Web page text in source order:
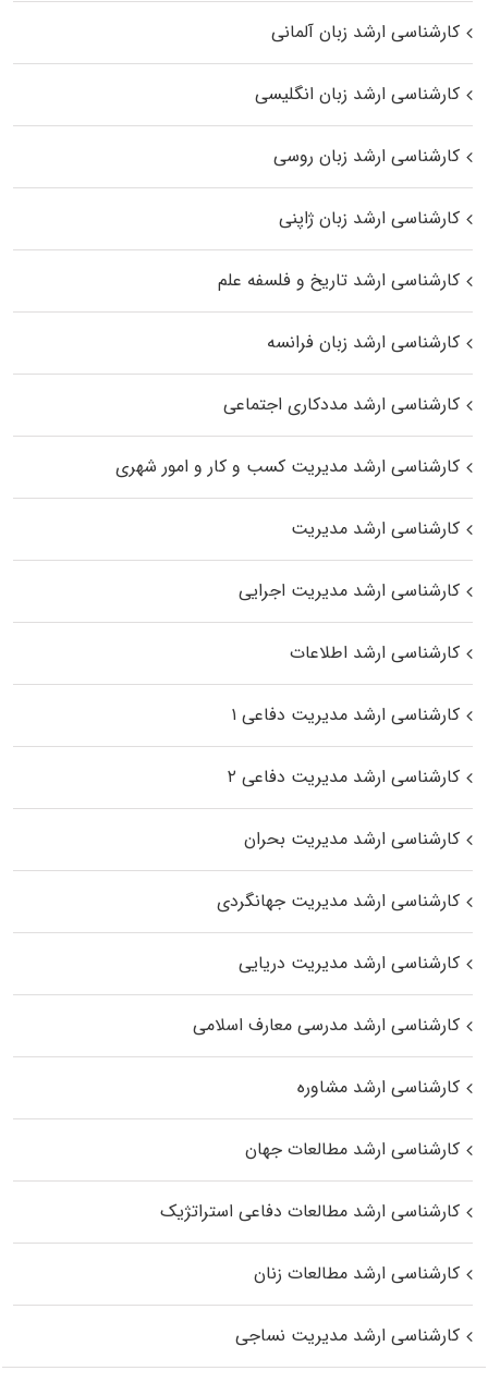
کارشناسی ارشد زبان آلمانی
کارشناسی ارشد زبان انگلیسی
کارشناسی ارشد زبان روسی
کارشناسی ارشد زبان ژاپنی
کارشناسی ارشد تاریخ و فلسفه علم
کارشناسی ارشد زبان فرانسه
کارشناسی ارشد مددکاری اجتماعی
کارشناسی ارشد مدیریت کسب و کار و امور شهری
کارشناسی ارشد مدیریت
کارشناسی ارشد مدیریت اجرایی
کارشناسی ارشد اطلاعات
کارشناسی ارشد مدیریت دفاعی ۱
کارشناسی ارشد مدیریت دفاعی ۲
کارشناسی ارشد مدیریت بحران
کارشناسی ارشد مدیریت جهانگردی
کارشناسی ارشد مدیریت دریایی
کارشناسی ارشد مدرسی معارف اسلامی
کارشناسی ارشد مشاوره
کارشناسی ارشد مطالعات جهان
کارشناسی ارشد مطالعات دفاعی استراتژیک
کارشناسی ارشد مطالعات زنان
کارشناسی ارشد مدیریت نساجی